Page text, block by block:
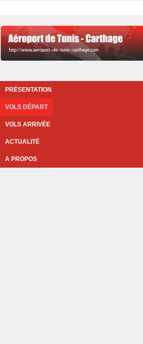
PRÉSENTATION
VOLS DÉPART
VOLS ARRIVÉE
ACTUALITÉ
A PROPOS